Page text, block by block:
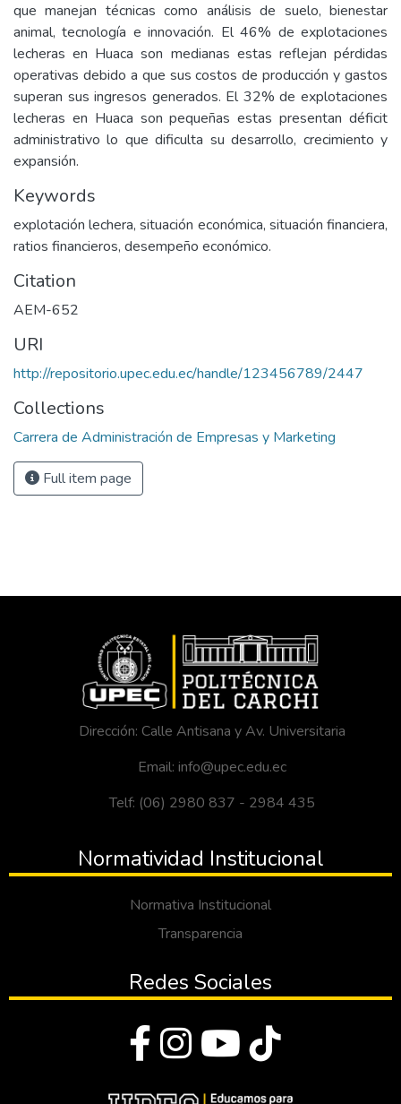
que manejan técnicas como análisis de suelo, bienestar
animal, tecnología e innovación. El 46% de explotaciones
lecheras en Huaca son medianas estas reflejan pérdidas
operativas debido a que sus costos de producción y gastos
superan sus ingresos generados. El 32% de explotaciones
lecheras en Huaca son pequeñas estas presentan déficit
administrativo lo que dificulta su desarrollo, crecimiento y
expansión.
Keywords
explotación lechera, situación económica, situación financiera,
ratios financieros, desempeño económico.
Citation
AEM-652
URI
http://repositorio.upec.edu.ec/handle/123456789/2447
Collections
Carrera de Administración de Empresas y Marketing
Full item page
Dirección: Calle Antisana y Av. Universitaria
Email: info@upec.edu.ec
Telf: (06) 2980 837 - 2984 435
Normatividad Institucional
Normativa Institucional
Transparencia
Redes Sociales